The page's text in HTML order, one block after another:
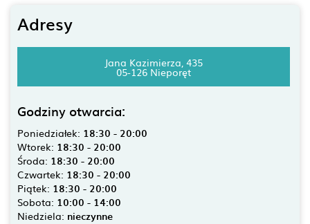
Adresy
Jana Kazimierza, 435
05-126 Nieporęt
Godziny otwarcia:
Poniedziałek: 18:30 - 20:00
Wtorek: 18:30 - 20:00
Środa: 18:30 - 20:00
Czwartek: 18:30 - 20:00
Piątek: 18:30 - 20:00
Sobota: 10:00 - 14:00
Niedziela: nieczynne